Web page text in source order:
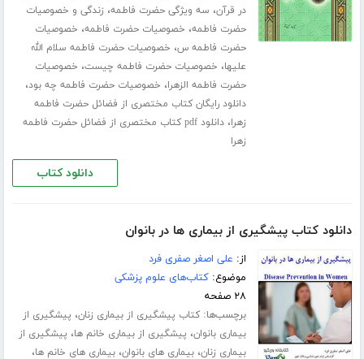
در قرآن، سه ویژگی حضرت فاطمه، زندگی و خصوصیات
حضرت فاطمه، خصوصیات حضرت فاطمه، خصوصیات
حضرت فاطمه س، خصوصیات حضرت فاطمه سلام الله
علیها، خصوصیات حضرت فاطمه چیست، خصوصیات
حضرت فاطمه الزهرا، خصوصیات حضرت فاطمه چه بود،
دانلود رایگان کتاب مختصری از فضائل حضرت فاطمه
زهرا،
دانلود pdf کتاب مختصری از فضائل حضرت فاطمه
زهرا
دانلود کتاب
دانلود کتاب پیشگیری از بیماری ها در بانوان
از: علی اصغر صفری فرد
موضوع:کتاب‌های علوم پزشکی
۲۸ صفحه
برچسب‌ها:کتاب پیشگیری از بیماری زنان، پیشگیری از
بیماری بانوان، پیشگیری از بیماری خانم ها، پیشگیری از
بیماری زنان،بیماری های بانوان،بیماری های خانم ها،